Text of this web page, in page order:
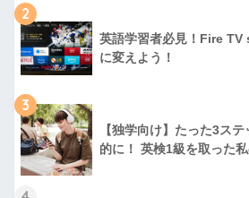
2
英語学習者必見！Fire
に変えよう！
3
【独学向け】たった3ス
的に！ 英検1級を取った